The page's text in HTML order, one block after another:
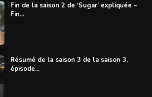
Fin de la saison 2 de ‘Sugar’ expliquée –
Fin...
Résumé de la saison 3 de la saison 3,
épisode...